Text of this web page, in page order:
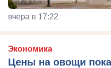
вчера в 17:22
Экономика
Цены на овощи